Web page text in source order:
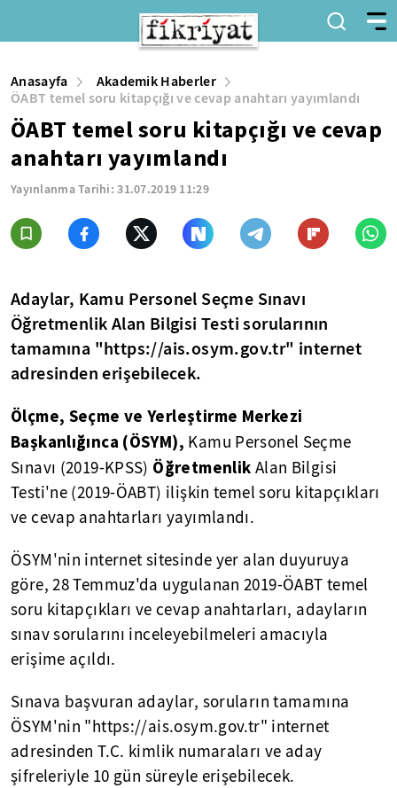
Anasayfa
Akademik Haberler
ÖABT temel soru kitapçığı ve cevap anahtarı yayımlandı
ÖABT temel soru kitapçığı ve cevap
anahtarı yayımlandı
Yayınlanma Tarihi:31.07.2019 11:29
Adaylar, Kamu Personel Seçme Sınavı
Öğretmenlik Alan Bilgisi Testi sorularının
tamamına "https://ais.osym.gov.tr" internet
adresinden erişebilecek.
Ölçme, Seçme ve Yerleştirme Merkezi
Başkanlığınca (ÖSYM), Kamu Personel Seçme
Sınavı (2019-KPSS) Öğretmenlik Alan Bilgisi
Testi'ne (2019-ÖABT) ilişkin temel soru kitapçıkları
ve cevap anahtarları yayımlandı.
ÖSYM'nin internet sitesinde yer alan duyuruya
göre, 28 Temmuz'da uygulanan 2019-ÖABT temel
soru kitapçıkları ve cevap anahtarları, adayların
sınav sorularını inceleyebilmeleri amacıyla
erişime açıldı.
Sınava başvuran adaylar, soruların tamamına
ÖSYM'nin "https://ais.osym.gov.tr" internet
adresinden T.C. kimlik numaraları ve aday
şifreleriyle 10 gün süreyle erişebilecek.